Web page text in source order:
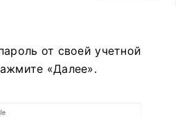
от своей учетной
«Далее».